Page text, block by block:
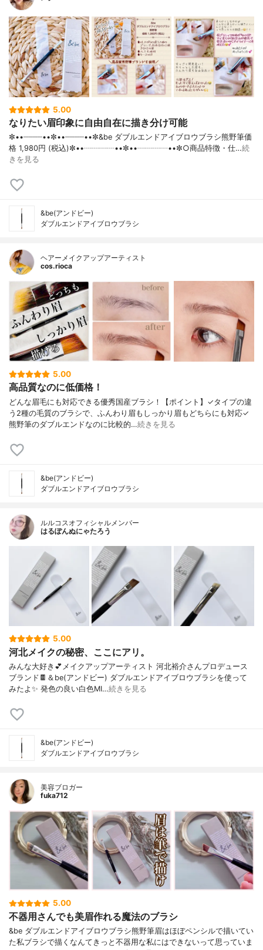
5.00
なりたい眉印象に自由自在に描き分け可能
✼••┈┈┈┈••✼••┈┈┈┈••✼&be ダブルエンドアイブロウブラシ熊野筆価
格 1,980円 (税込)✼••┈┈┈┈••✼••┈┈┈┈••✼○商品特徴・仕…続
きを見る
&be(アンドビー)
ダブルエンドアイブロウブラシ
ヘアーメイクアップアーティスト
cos.rioca
5.00
高品質なのに低価格！
どんな眉毛にも対応できる優秀国産ブラシ！【ポイント】✓タイプの違
う2種の毛質のブラシで、ふんわり眉もしっかり眉もどちらにも対応✓
熊野筆のダブルエンドなのに比較的…続きを見る
&be(アンドビー)
ダブルエンドアイブロウブラシ
ルルコスオフィシャルメンバー
はるぽんぬにゃたろう
5.00
河北メイクの秘密、ここにアリ。
みんな大好き💕メイクアップアーティスト 河北裕介さんプロデュース
ブランド🍫＆be(アンドビー) ダブルエンドアイブロウブラシを使って
みたよ✨ 発色の良い白色MI…続きを見る
&be(アンドビー)
ダブルエンドアイブロウブラシ
美容ブロガー
fuka712
5.00
不器用さんでも美眉作れる魔法のブラシ
&be ダブルエンドアイブロウブラシ熊野筆眉はほぼペンシルで描いてい
た私ブラシで描くなんてきっと不器用な私にはできないって思っていま